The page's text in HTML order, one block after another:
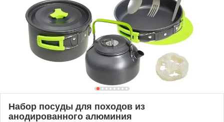
Набор посуды для походов из
анодированного алюминия